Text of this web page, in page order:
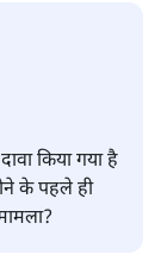
किया गया है
के पहले ही